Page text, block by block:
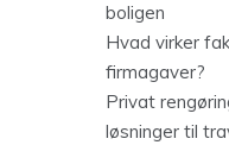
boligen
Hvad virker
firmagaver?
Privat
løsninger til